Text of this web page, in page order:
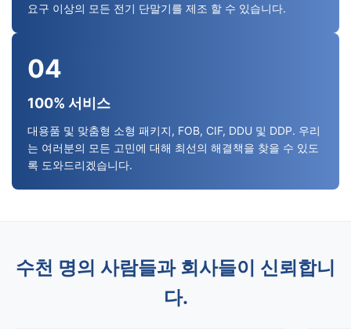
요구 이상의 모든 전기 단말기를 제조 할 수 있습니다.
04
100% 서비스
대용품 및 맞춤형 소형 패키지, FOB, CIF, DDU 및 DDP. 우리
는 여러분의 모든 고민에 대해 최선의 해결책을 찾을 수 있도
록 도와드리겠습니다.
수천 명의 사람들과 회사들이 신뢰합니
다.